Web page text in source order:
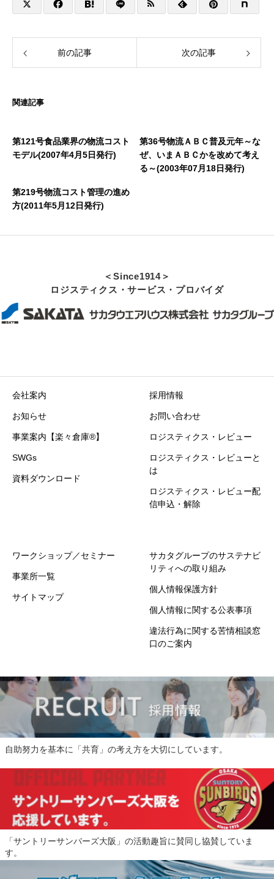
前の記事 次の記事
関連記事
第121号食品業界の物流コスト
モデル(2007年4月5日発行)
第36号物流ＡＢＣ普及元年～な
ぜ、いまＡＢＣかを改めて考え
る～(2003年07月18日発行)
第219号物流コスト管理の進め
方(2011年5月12日発行)
＜Since1914＞
ロジスティクス・サービス・プロバイダ
会社案内
お知らせ
事業案内【楽々倉庫®】
SWGs
資料ダウンロード
採用情報
お問い合わせ
ロジスティクス・レビュー
ロジスティクス・レビューと
は
ロジスティクス・レビュー配
信申込・解除
ワークショップ／セミナー
事業所一覧
サイトマップ
サカタグループのサステナビ
リティへの取り組み
個人情報保護方針
個人情報に関する公表事項
違法行為に関する苦情相談窓
口のご案内
自助努力を基本に「共育」の考え方を大切にしています。
「サントリーサンバーズ大阪」の活動趣旨に賛同し協賛していま
す。